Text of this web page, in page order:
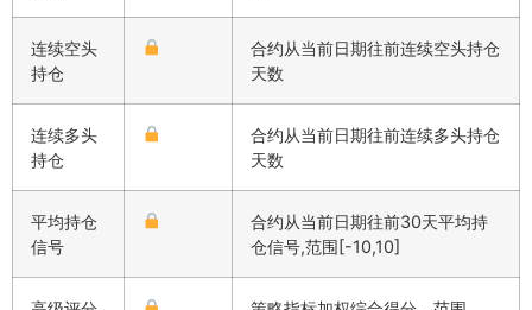
连续空头
持仓
合约从当前日期往前连续空头持仓
天数
连续多头
持仓
合约从当前日期往前连续多头持仓
天数
平均持仓
信号
合约从当前日期往前30天平均持
仓信号,范围[-10,10]